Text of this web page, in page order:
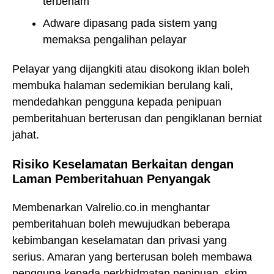
Adware dipasang pada sistem yang
memaksa pengalihan pelayar
Pelayar yang dijangkiti atau disokong iklan boleh
membuka halaman sedemikian berulang kali,
mendedahkan pengguna kepada penipuan
pemberitahuan berterusan dan pengiklanan berniat
jahat.
Risiko Keselamatan Berkaitan dengan
Laman Pemberitahuan Penyangak
Membenarkan Valrelio.co.in menghantar
pemberitahuan boleh mewujudkan beberapa
kebimbangan keselamatan dan privasi yang
serius. Amaran yang berterusan boleh membawa